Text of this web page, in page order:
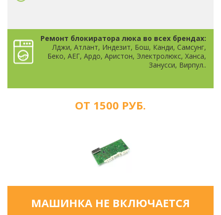
Ремонт блокиратора люка во всех брендах:
Лджи, Атлант, Индезит, Бош, Канди, Самсунг,
Беко, АЕГ, Ардо, Аристон, Электролюкс, Ханса,
Занусси, Вирпул..
ОТ 1500 РУБ.
МАШИНКА НЕ ВКЛЮЧАЕТСЯ